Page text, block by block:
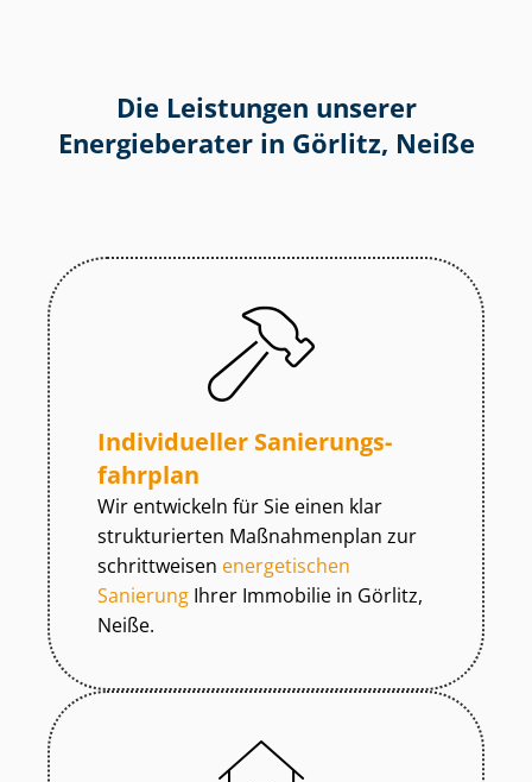
Die Leistungen unserer
Energieberater in Görlitz, Neiße
Individueller Sa­nie­rungs­
fahr­plan
Wir entwickeln für Sie einen klar
strukturierten Maßnahmenplan zur
schrittweisen energetischen
Sanierung Ihrer Immobilie in Görlitz,
Neiße.